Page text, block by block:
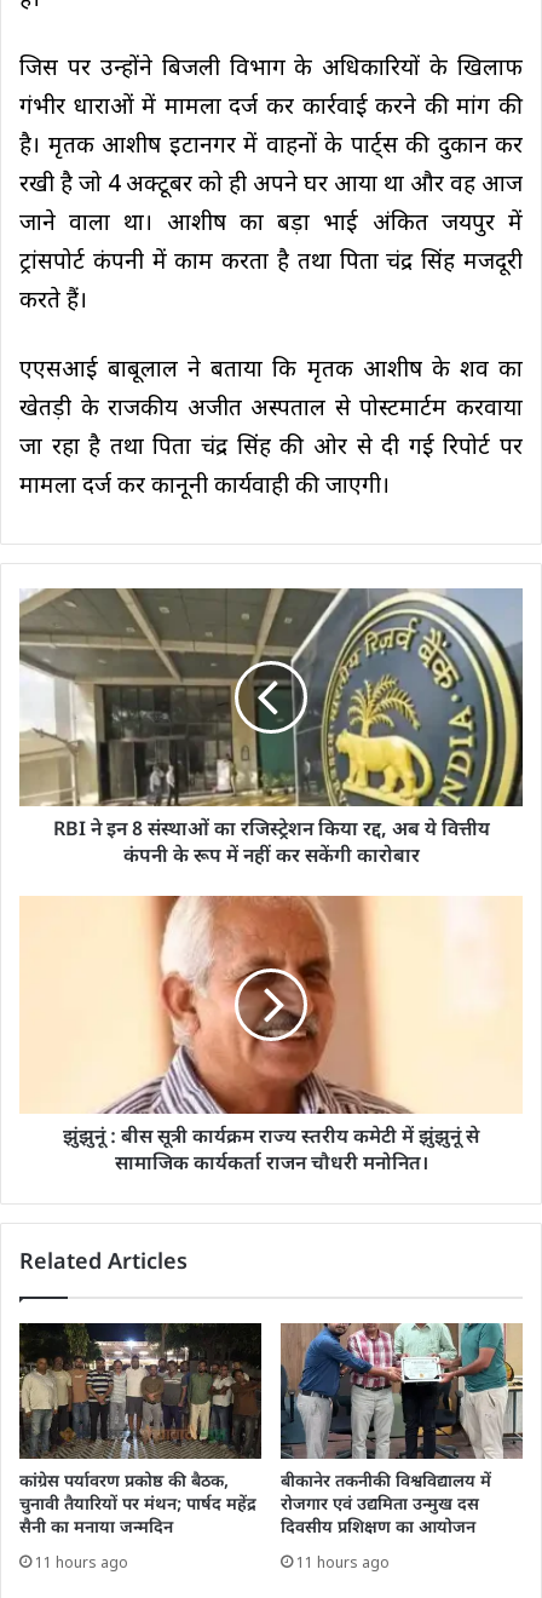
जिस पर उन्होंने बिजली विभाग के अधिकारियों के खिलाफ
गंभीर धाराओं में मामला दर्ज कर कार्रवाई करने की मांग की
है। मृतक आशीष इटानगर में वाहनों के पार्ट्स की दुकान कर
रखी है जो 4 अक्टूबर को ही अपने घर आया था और वह आज
जाने वाला था। आशीष का बड़ा भाई अंकित जयपुर में
ट्रांसपोर्ट कंपनी में काम करता है तथा पिता चंद्र सिंह मजदूरी
करते हैं।
एएसआई बाबूलाल ने बताया कि मृतक आशीष के शव का
खेतड़ी के राजकीय अजीत अस्पताल से पोस्टमार्टम करवाया
जा रहा है तथा पिता चंद्र सिंह की ओर से दी गई रिपोर्ट पर
मामला दर्ज कर कानूनी कार्यवाही की जाएगी।
RBI ने इन 8 संस्थाओं का रजिस्ट्रेशन किया रद्द, अब ये वित्तीय
कंपनी के रूप में नहीं कर सकेंगी कारोबार
झुंझुनूं : बीस सूत्री कार्यक्रम राज्य स्तरीय कमेटी में झुंझुनूं से
सामाजिक कार्यकर्ता राजन चौधरी मनोनित।
Related Articles
कांग्रेस पर्यावरण प्रकोष्ठ की बैठक,
चुनावी तैयारियों पर मंथन; पार्षद महेंद्र
सैनी का मनाया जन्मदिन
11 hours ago
बीकानेर तकनीकी विश्वविद्यालय में
रोजगार एवं उद्यमिता उन्मुख दस
दिवसीय प्रशिक्षण का आयोजन
11 hours ago